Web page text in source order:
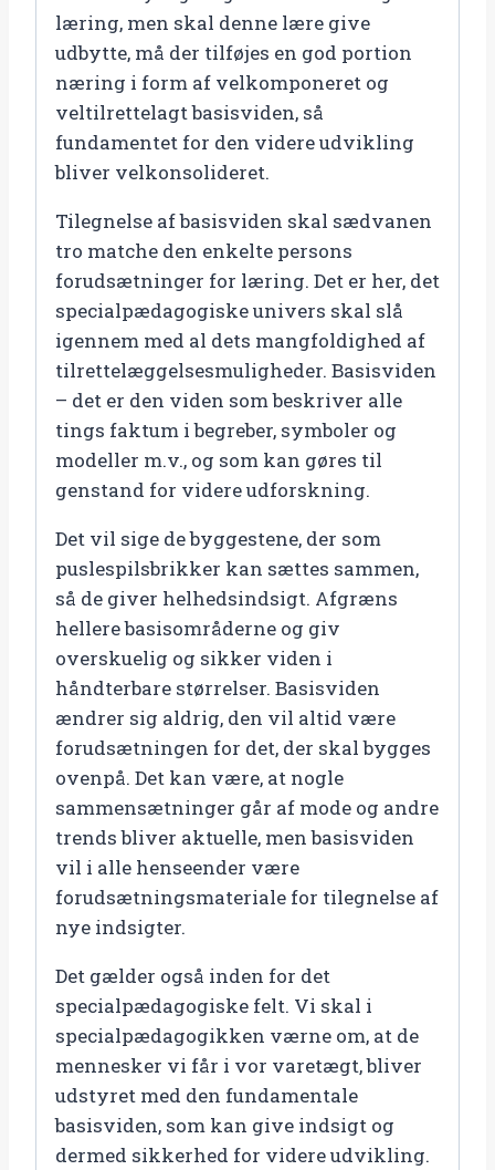
læring, men skal denne lære give
udbytte, må der tilføjes en god portion
næring i form af velkomponeret og
veltilrettelagt basisviden, så
fundamentet for den videre udvikling
bliver velkonsolideret.
Tilegnelse af basisviden skal sædvanen
tro matche den enkelte persons
forudsætninger for læring. Det er her, det
specialpædagogiske univers skal slå
igennem med al dets mangfoldighed af
tilrettelæggelsesmuligheder. Basisviden
– det er den viden som beskriver alle
tings faktum i begreber, symboler og
modeller m.v., og som kan gøres til
genstand for videre udforskning.
Det vil sige de byggestene, der som
puslespilsbrikker kan sættes sammen,
så de giver helhedsindsigt. Afgræns
hellere basisområderne og giv
overskuelig og sikker viden i
håndterbare størrelser. Basisviden
ændrer sig aldrig, den vil altid være
forudsætningen for det, der skal bygges
ovenpå. Det kan være, at nogle
sammensætninger går af mode og andre
trends bliver aktuelle, men basisviden
vil i alle henseender være
forudsætningsmateriale for tilegnelse af
nye indsigter.
Det gælder også inden for det
specialpædagogiske felt. Vi skal i
specialpædagogikken værne om, at de
mennesker vi får i vor varetægt, bliver
udstyret med den fundamentale
basisviden, som kan give indsigt og
dermed sikkerhed for videre udvikling.